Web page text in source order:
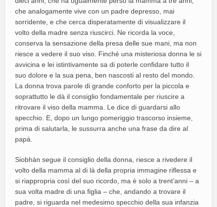
che analogamente vive con un padre depresso, mai
sorridente, e che cerca disperatamente di visualizzare il
volto della madre senza riuscirci. Ne ricorda la voce,
conserva la sensazione della presa delle sue mani, ma non
riesce a vedere il suo viso. Finché una misteriosa donna le si
avvicina e lei istintivamente sa di poterle confidare tutto il
suo dolore e la sua pena, ben nascosti al resto del mondo.
La donna trova parole di grande conforto per la piccola e
soprattutto le dà il consiglio fondamentale per riuscire a
ritrovare il viso della mamma. Le dice di guardarsi allo
specchio. E, dopo un lungo pomeriggio trascorso insieme,
prima di salutarla, le sussurra anche una frase da dire al
papà.
Siobhàn segue il consiglio della donna, riesce a rivedere il
volto della mamma al di là della propria immagine riflessa e
si riappropria così del suo ricordo, ma è solo a trent’anni – a
sua volta madre di una figlia – che, andando a trovare il
padre, si riguarda nel medesimo specchio della sua infanzia